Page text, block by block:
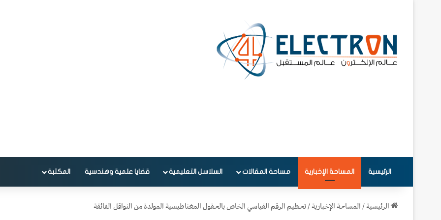
الرئيسية المساحة الإخبارية مساحة المقالات السلاسل التعليمية قضايا علمية وهندسية المكتبة
الرئيسية/المساحة الإخبارية/تحطيم الرقم القياسي الخاص بالحقول المغناطيسية المولدة من النواقل الفائقة